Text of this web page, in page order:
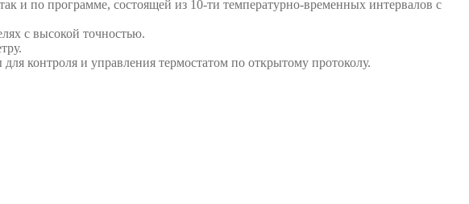
и по программе, состоящей из 10-ти температурно-временных интервалов с
с высокой точностью.
контроля и управления термостатом по открытому протоколу.